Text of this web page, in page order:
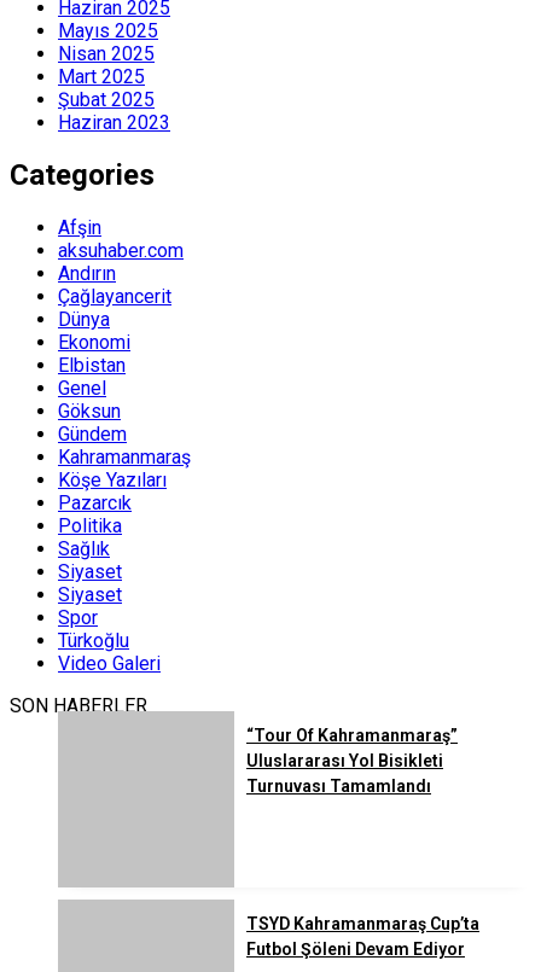
Haziran 2025
Mayıs 2025
Nisan 2025
Mart 2025
Şubat 2025
Haziran 2023
Categories
Afşin
aksuhaber.com
Andırın
Çağlayancerit
Dünya
Ekonomi
Elbistan
Genel
Göksun
Gündem
Kahramanmaraş
Köşe Yazıları
Pazarcık
Politika
Sağlık
Siyaset
Siyaset
Spor
Türkoğlu
Video Galeri
SON HABERLER
“Tour Of Kahramanmaraş”
Uluslararası Yol Bisikleti
Turnuvası Tamamlandı
TSYD Kahramanmaraş Cup’ta
Futbol Şöleni Devam Ediyor